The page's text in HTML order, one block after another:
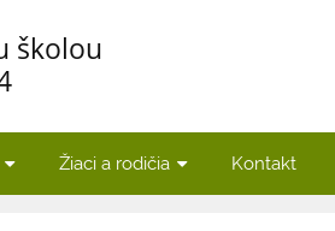
školou
Žiaci a rodičia Kontakt